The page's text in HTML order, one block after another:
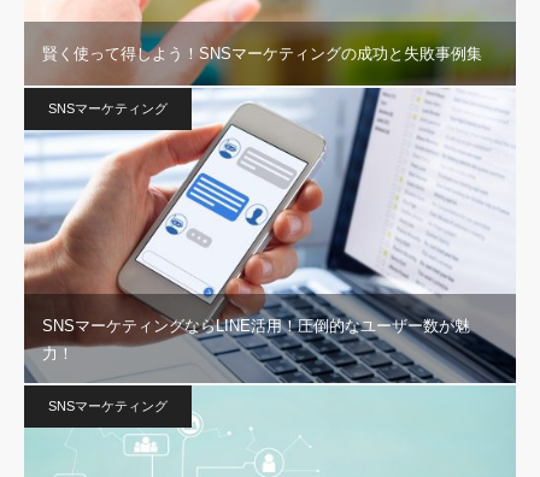
賢く使って得しよう！SNSマーケティングの成功と失敗事例集
SNSマーケティング
SNSマーケティングならLINE活用！圧倒的なユーザー数が魅
力！
SNSマーケティング